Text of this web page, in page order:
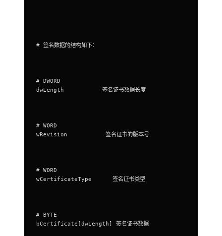
# 签名数据的结构如下：
# DWORD
dwLength           签名证书数据长度
# WORD
wRevision           签名证书的版本号
# WORD
wCertificateType      签名证书类型
# BYTE
bCertificate[dwLength] 签名证书数据